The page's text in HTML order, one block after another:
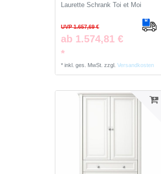
Laurette Schrank Toi et Moi
UVP 1.657,69 €
ab 1.574,81 €
*
*inkl. ges. MwSt. zzgl.Versandkosten